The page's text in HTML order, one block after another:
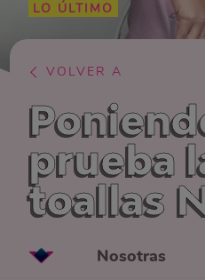
LO ÚLTIMO
VOLVER A
prueba
toallas
Nosotras